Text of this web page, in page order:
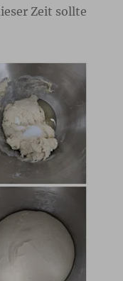
Zeit sollte